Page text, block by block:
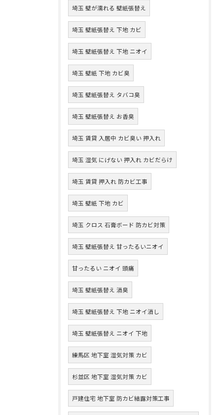
埼玉 壁が濡れる 壁紙張替え
埼玉 壁紙張替え 下地 カビ
埼玉 壁紙張替え 下地 ニオイ
埼玉 壁紙 下地 カビ臭
埼玉 壁紙張替え タバコ臭
埼玉 壁紙張替え お香臭
埼玉 賃貸 入居中 カビ臭い 押入れ
埼玉 湿気 にげない 押入れ カビだらけ
埼玉 賃貸 押入れ 防カビ工事
埼玉 壁紙 下地 カビ
埼玉 クロス 石膏ボード 防カビ対策
埼玉 壁紙張替え 甘ったるいニオイ
甘ったるい ニオイ 頭痛
埼玉 壁紙張替え 消臭
埼玉 壁紙張替え 下地 ニオイ消し
埼玉 壁紙張替え ニオイ 下地
練馬区 地下室 湿気対策 カビ
杉並区 地下室 湿気対策 カビ
戸建住宅 地下室 防カビ結露対策工事